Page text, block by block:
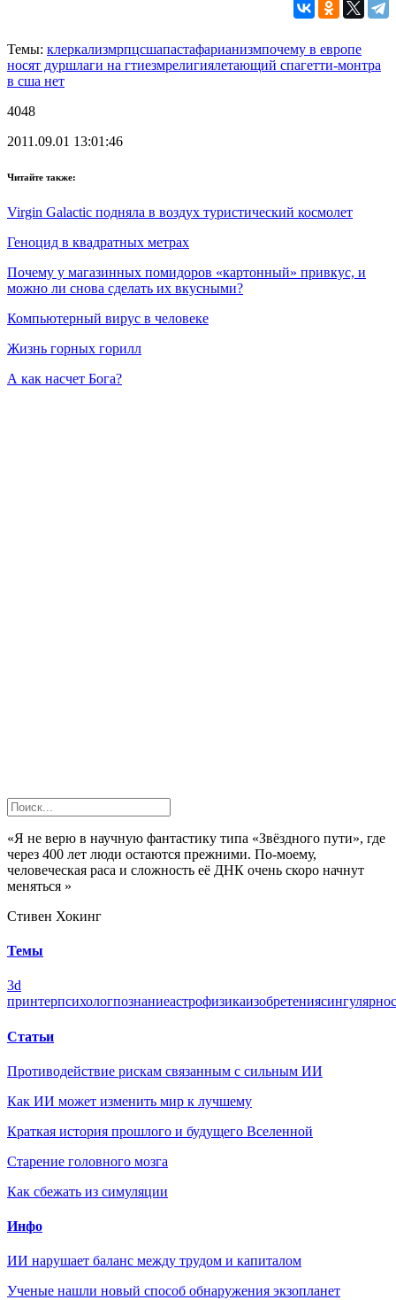
Темы: клеркализмрпцсшапастафарианизмпочему в европе
носят дуршлаги на гтиезмрелигиялетающий спагетти-монтра
в сша нет
4048
2011.09.01 13:01:46
Читайте также:
Virgin Galactic подняла в воздух туристический космолет
Геноцид в квадратных метрах
Почему у магазинных помидоров «картонный» привкус, и
можно ли снова сделать их вкусными?
Компьютерный вирус в человеке
Жизнь горных горилл
А как насчет Бога?
«Я не верю в научную фантастику типа «Звёздного пути», где
через 400 лет люди остаются прежними. По-моему,
человеческая раса и сложность её ДНК очень скоро начнут
меняться »
Стивен Хокинг
Темы
3d
принтерпсихологпознаниеастрофизикаизобретения
Статьи
Противодействие рискам связанным с сильным ИИ
Как ИИ может изменить мир к лучшему
Краткая история прошлого и будущего Вселенной
Старение головного мозга
Как сбежать из симуляции
Инфо
ИИ нарушает баланс между трудом и капиталом
Ученые нашли новый способ обнаружения экзопланет